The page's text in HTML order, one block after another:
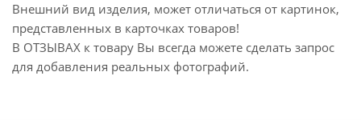
Внешний вид изделия, может отличаться от картинок,
представленных в карточках товаров!
В ОТЗЫВАХ к товару Вы всегда можете сделать запрос
для добавления реальных фотографий.